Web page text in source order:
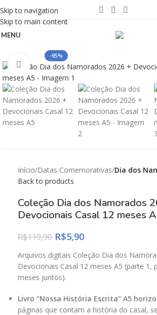
Skip to navigation
Skip to main content
MENU
-95%
Click to enlarge
Início Datas Comemorativas Dia dos
Back to products
Coleção Dia dos Namorados
Devocionais Casal 12 meses
R$119,90 R$5,90
Arquivos digitais Coleção Dia dos
Devocionais Casal 12 meses A5 (parte 1,
meses juntos).
Livro “Nossa História Escrita” A5
páginas que contam a história do casal,